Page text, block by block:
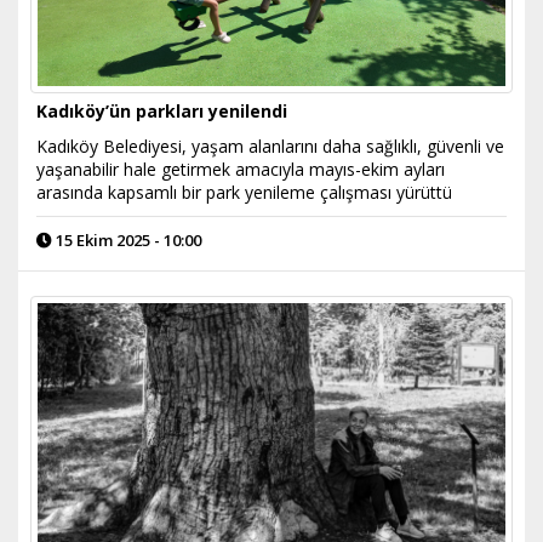
Kadıköy’ün parkları yenilendi
Kadıköy Belediyesi, yaşam alanlarını daha sağlıklı, güvenli ve
yaşanabilir hale getirmek amacıyla mayıs-ekim ayları
arasında kapsamlı bir park yenileme çalışması yürüttü
15 Ekim 2025 - 10:00